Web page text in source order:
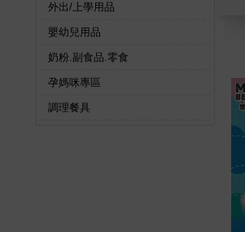
外出/上學用品
嬰幼兒用品
奶粉.副食品.零食
孕媽咪專區
調理餐具